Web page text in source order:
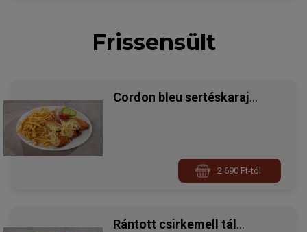
Frissensült
Cordon bleu sertéskaraj
2 690 Ft-tól
Rántott csirkemell tál